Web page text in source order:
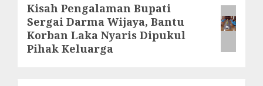
Next
post:
Kisah Pengalaman Bupati
Sergai Darma Wijaya, Bantu
Korban Laka Nyaris Dipukul
Pihak Keluarga